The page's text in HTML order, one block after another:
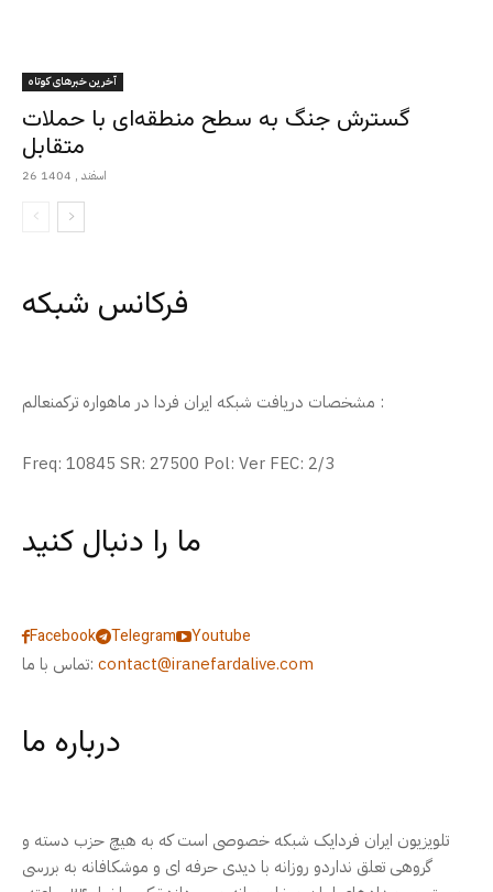
آخرین خبرهای کوتاه
گسترش جنگ به سطح منطقه‌ای با حملات
متقابل
26 اسفند , 1404
فرکانس شبکه
مشخصات دریافت شبکه ایران فردا در ماهواره ترکمنعالم :
Freq: 10845 SR: 27500 Pol: Ver FEC: 2/3
ما را دنبال کنید
Facebook Telegram
Youtube
تماس با ما: contact@iranefardalive.com
درباره ما
تلویزیون ایران فردایک شبکه خصوصی است که به هیچ حزب دسته و
گروهی تعلق نداردو روزانه با دیدی حرفه ای و موشکافانه به بررسی